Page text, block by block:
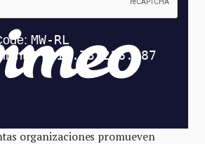
organizaciones promueven